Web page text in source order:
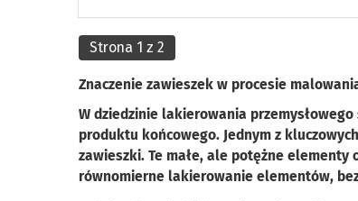
Strona 1 z 2
Znaczenie zawieszek w procesie
W dziedzinie lakierowania
produktu końcowego. Jednym z
zawieszki. Te małe, ale potężne
równomierne lakierowanie elementów,